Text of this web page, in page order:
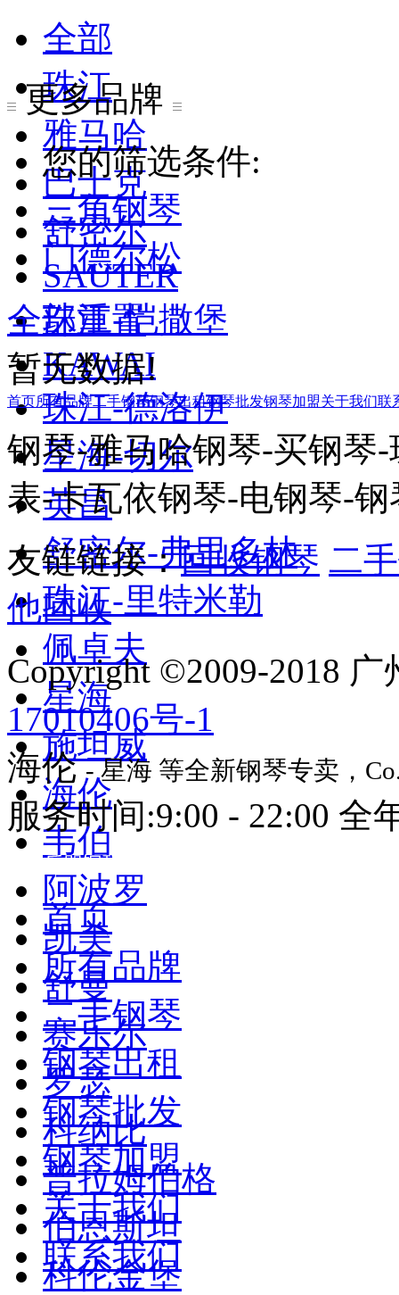
全部
珠江
雅马哈
巴士克
舒密尔
SAUTER
珠江-恺撒堡
KAWAI
珠江-德洛伊
星海-切尔
英昌
舒密尔-弗里多林
珠江-里特米勒
佩卓夫
星海
施坦威
海伦
韦伯
阿波罗
凯美
舒曼
赛乐尔
罗瑟
科纳比
普拉姆伯格
伯恩斯坦
科伦金堡
更多品牌
您的筛选条件:
三角钢琴
门德尔松
全部重置
暂无数据!
首页所有品牌二手钢琴钢琴出租钢琴批发钢琴加盟关于我们联
钢琴-雅马哈钢琴-买钢琴
表-卡瓦依钢琴-电钢琴-
友链链接：回收钢琴 二
他回收
Copyright ©2009-2018
17010406号-1
海伦- 星海 等全新钢琴专卖，
服务时间:9:00 - 22:00 全
首页
所有品牌
二手钢琴
钢琴出租
钢琴批发
钢琴加盟
关于我们
联系我们